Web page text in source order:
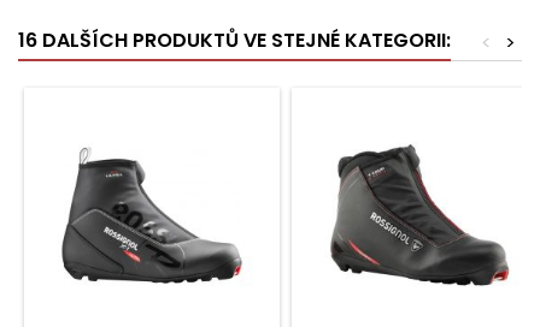
16 DALŠÍCH PRODUKTŮ VE STEJNÉ KATEGORII: >
<